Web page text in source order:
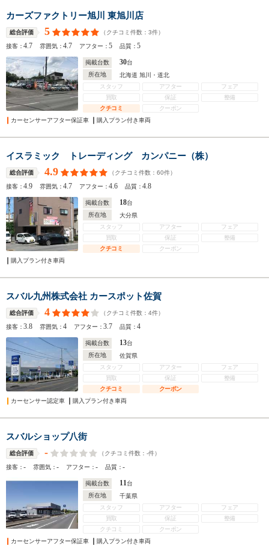
カーズファクトリー旭川 東旭川店
総合評価 5 （クチコミ件数： 3件）
接客：4.7 雰囲気：4.7 アフター：5 品質：5
掲載台数 30台
所在地
北海道 旭川・道北
スタッフ
アフター
フェア
買取
保証
整備
クチコミ
クーポン
カーセンサーアフター保証車
購入プラン付き車両
イスラミック トレーディング カンパニー（株）
総合評価 4.9 （クチコミ件数： 60件）
接客：4.9 雰囲気：4.7 アフター：4.6 品質：4.8
掲載台数 18台
所在地
大分県
スタッフ
アフター
フェア
買取
保証
整備
クチコミ
クーポン
購入プラン付き車両
スバル九州株式会社 カースポット佐賀
総合評価 4 （クチコミ件数： 4件）
接客：3.8 雰囲気：4 アフター：3.7 品質：4
掲載台数 13台
所在地
佐賀県
スタッフ
アフター
フェア
買取
保証
整備
クチコミ
クーポン
カーセンサー認定車
購入プラン付き車両
スバルショップ八街
総合評価 - （クチコミ件数： -件）
接客：- 雰囲気：- アフター：- 品質：-
掲載台数 11台
所在地
千葉県
スタッフ
アフター
フェア
買取
保証
整備
クチコミ
クーポン
カーセンサーアフター保証車
購入プラン付き車両